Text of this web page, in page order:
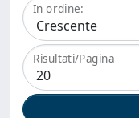
In ordine:
Risultati/Pagina